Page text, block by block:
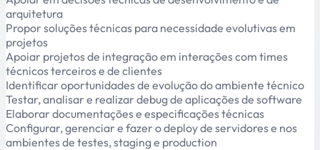
arquitetura
Propor soluções técnicas para necessidade evolutivas em
projetos
Apoiar projetos de integração em interações com times
técnicos terceiros e de clientes
Identificar oportunidades de evolução do ambiente técnico
Testar, analisar e realizar debug de aplicações de software
Elaborar documentações e especificações técnicas
Configurar, gerenciar e fazer o deploy de servidores e nos
ambientes de testes, staging e production